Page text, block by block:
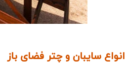
انواع سایبان و چتر فضای باز